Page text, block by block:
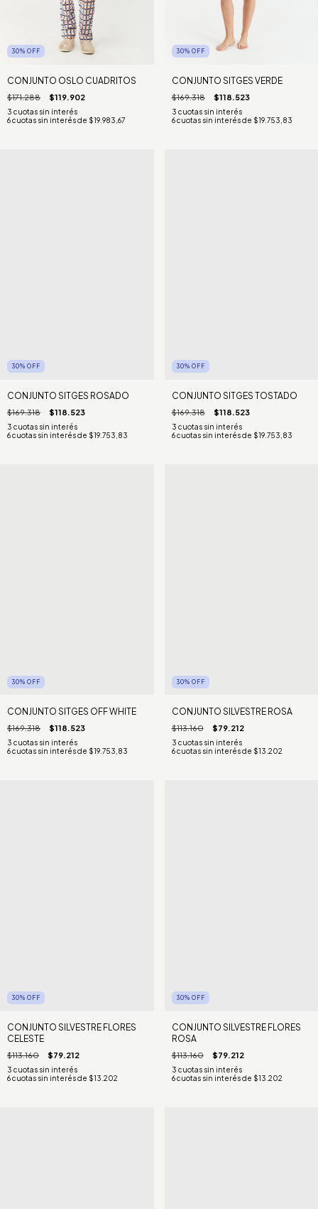
30% OFF
CONJUNTO OSLO CUADRITOS
$171.288 $119.902
6cuotas sin interés de $19.983,67
30% OFF
CONJUNTO SITGES VERDE
$169.318 $118.523
6 cuotas sin interés de $19.753,83
30% OFF
CONJUNTO SITGES ROSADO
$169.318 $118.523
6cuotas sin interés de $19.753,83
30% OFF
CONJUNTO SITGES TOSTADO
$169.318 $118.523
6 cuotas sin interés de $19.753,83
30% OFF
CONJUNTO SITGES OFF WHITE
$169.318 $118.523
6cuotas sin interés de $19.753,83
30% OFF
CONJUNTO SILVESTRE ROSA
$113.160 $79.212
6 cuotas sin interés de $13.202
30% OFF
CONJUNTO SILVESTRE FLORES
CELESTE
$113.160 $79.212
6cuotas sin interés de $13.202
30% OFF
CONJUNTO SILVESTRE FLORES
ROSA
$113.160 $79.212
6 cuotas sin interés de $13.202